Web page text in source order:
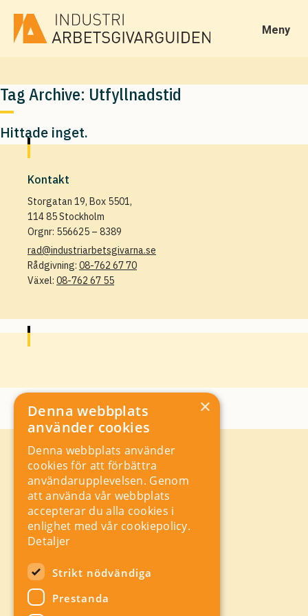
Meny
Tag Archive: Utfyllnadstid
Hittade inget.
Kontakt
Storgatan 19, Box 5501,
114 85 Stockholm
Orgnr: 556625 – 8389
rad@industriarbetsgivarna.se
Rådgivning: 08-762 67 70
Växel: 08-762 67 55
Kontakt
Storgatan 19, Box 5501,
114 85 Stockholm
Orgnr: 556625 – 8389
rad@industriarbetsgivarna.se
Rådgivning:08-762 67 70
Växel:08-762 67 55
Hitta snabbt
A-Ö
×
Denna webbplats
använder cookies
Denna webbplats använder
cookies för att förbättra
användarupplevelsen. Genom
att använda vår webbplats
accepterar du alla cookies i
enlighet med vår cookiepolicy.
Detaljer
Strikt nödvändiga
Prestanda